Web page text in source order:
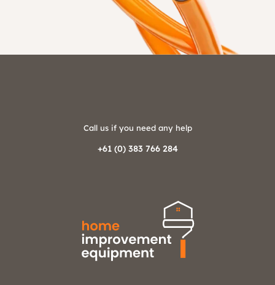
Call us if you need any help
+61 (0) 383 766 284